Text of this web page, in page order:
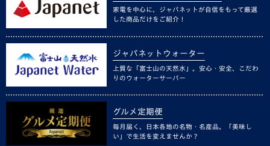
家電を中心に、ジャパネットが自信をもって厳選
した商品だけをご紹介！
ジャパネットウォーター
上質な「富士山の天然水」。安心・安全、こだわ
りのウォーターサーバー
グルメ定期便
毎月届く、日本各地の名物・名産品。「美味し
い」で生活を変えませんか？